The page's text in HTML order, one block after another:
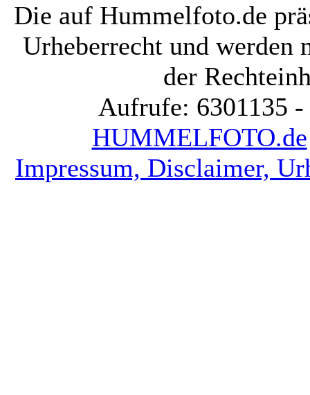
Die auf Hummelfoto.de
Urheberrecht und werden
der
Aufrufe: 6301135
HUMMELFOTO.de
Impressum, Disclaimer,